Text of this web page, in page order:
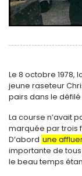
Le 8 octobre 1978,
jeune raseteur
pairs dans le défilé
La course n’avait
marquée par trois
D’abord une
importante de tous
le beau temps